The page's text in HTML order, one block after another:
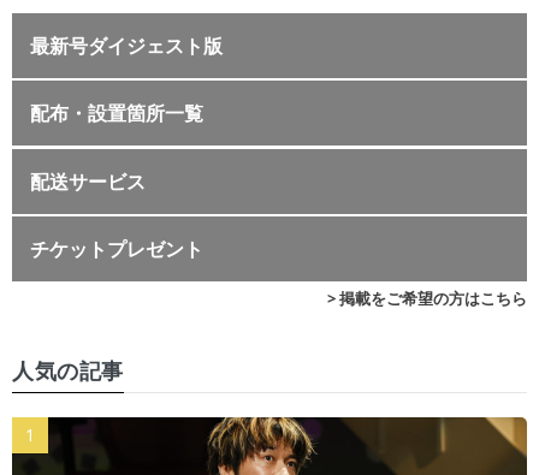
最新号ダイジェスト版
配布・設置箇所一覧
配送サービス
チケットプレゼント
> 掲載をご希望の方はこちら
人気の記事